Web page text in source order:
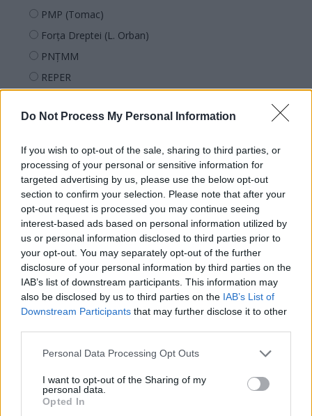
Do Not Process My Personal Information
If you wish to opt-out of the sale, sharing to third parties, or
processing of your personal or sensitive information for
targeted advertising by us, please use the below opt-out
section to confirm your selection. Please note that after your
opt-out request is processed you may continue seeing
interest-based ads based on personal information utilized by
us or personal information disclosed to third parties prior to
your opt-out. You may separately opt-out of the further
disclosure of your personal information by third parties on the
IAB’s list of downstream participants. This information may
also be disclosed by us to third parties on the IAB’s List of
Downstream Participants that may further disclose it to other
Personal Data Processing Opt Outs
I want to opt-out of the Sharing of my
personal data.
Opted In
PMP (Tomac)
Forța Dreptei (L. Orban)
PNȚMM
REPER
SOS (Șoșoacă)
PACE (Peia)
Acțiunea Conservatoare (Târziu)
PDF (Lazarus)
PUSL (D. Voiculescu)
PNȚCD (Pavelescu)
PNCR (Terheș)
Partidul Patrioților (Surugiu)
FAR (Coarnă)
România pe Primul Loc (Ponta)
Altul